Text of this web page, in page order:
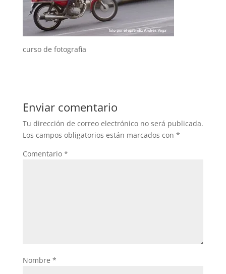
curso de fotografia
Enviar comentario
Tu dirección de correo electrónico no será publicada.
Los campos obligatorios están marcados con *
Comentario *
Nombre *